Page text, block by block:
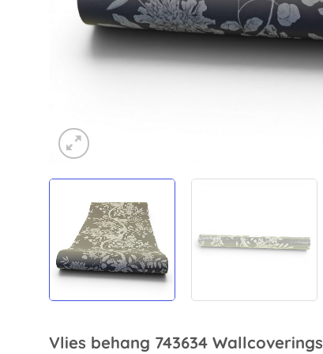
Vlies behang 743634 Wallcoverings